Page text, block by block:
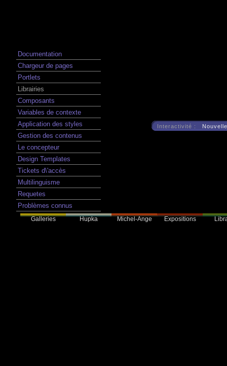
Documentation
Chargeur de pages
Portlets
Librairies
Composants
Variables de contexte
Application des styles
Gestion des contenus
Le concepteur
Design Templates
Tickets d\'accès
Multilinguisme
Requetes
Problèmes connus
Interactivité :
Galleries Hupka Michel-Ange Expositions